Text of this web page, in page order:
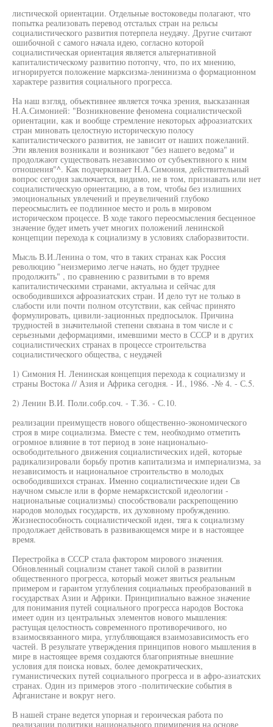
листической ориентации. Отдельные востоковеды полагают, что
попытка реализовать перевод отсталых стран на рельсы
социалистического развития потерпела неудачу. Другие считают
ошибочной с самого начала идею, согласно которой
социалистическая ориентация является альтернативной
капиталистическому развитию потопчу, что, по их мнению,
игнорируется положение марксизма-ленинизма о формационном
характере развития социального прогресса.
На наш взгляд, объективнее является точка зрения, высказанная
Н.А.Симонией: "Возникновение феномена социалистической
ориентации, как и вообще стремление некоторых афроазиатских
стран миновать целостную историческую полосу
капиталистического развития, не зависит от наших пожеланий.
Эти явления возникали и возникают "без нашего ведома" и
продолжают существовать независимо от субъективного к ним
отношения"^. Как подчеркивает Н.А.Симония, действительный
вопрос сегодня заключается, видимо, не в том, признавать или нет
социалистическую ориентацию, а в том, чтобы без излишних
эмоциональных увлечений и преувеличений глубоко
переосмыслить ее подлинное место и роль в мировом
историческом процессе. В ходе такого переосмысления бесценное
значение будет иметь учет многих положений ленинской
концепции перехода к социализму в условиях слаборазвитости.
Мысль В.И.Ленина о том, что в таких странах как Россия
революцию "неизмеримо легче начать, но будет труднее
продолжить" , по сравнению с развитыми в то время
капиталистическими странами, актуальна и сейчас для
освободившихся афроазиатских стран. И дело тут не только в
слабости или почти полном отсутствии, как сейчас принято
формулировать, цивили-зационных предпосылок. Причина
трудностей в значительной степени связана в том числе и с
серьезными деформациями, имевшими место в СССР и в других
социалистических странах в процессе строительства
социалистического общества, с неудачей
1) Симония Н. Ленинская концепция перехода к социализму и
страны Востока // Азия и Африка сегодня. - И., 1986. -№ 4. - С.5.
2) Ленин В.И. Поли.собр.соч. - Т.Зб. - С.10.
реализации преимуществ нового общественно-экономического
строя в мире социализма. Вместе с тем, необходимо отметить
огромное влияние в тот период в зоне национально-
освободительного движения социалистических идей, которые
радикализировали борьбу против капитализма и империализма, за
независимость и национальное строительство в молодых
освободившихся странах. Именно социалистические идеи Св
научном смысле или в форме немарксистской идеологии -
национальные социализмы) способствовали раскрепощению
народов молодых государств, их духовному пробуждению.
Жизнеспособность социалистической идеи, тяга к социализму
продолжает действовать в развивающемся мире и в настоящее
время.
Перестройка в СССР стала фактором мирового значения.
Обновленный социализм станет такой силой в развитии
общественного прогресса, который может явиться реальным
примером и гарантом углубления социальных преобразований в
государствах Азии и Африки. Принципиально важное значение
для понимания путей социального прогресса народов Востока
имеет один из центральных элементов нового мышления:
растущая целостность современного противоречивого, но
взаимосвязанного мира, углубляющаяся взаимозависимость его
частей. В результате утверждения принципов нового мышления в
мире в настоящее время создаются благоприятные внешние
условия для поиска новых, более демократических,
гуманистических путей социального прогресса и в афро-азиатских
странах. Один из примеров этого -политические события в
Афганистане и вокруг него.
В нашей стране ведется упорная и героическая работа по
реализации политики национального примирения на основе